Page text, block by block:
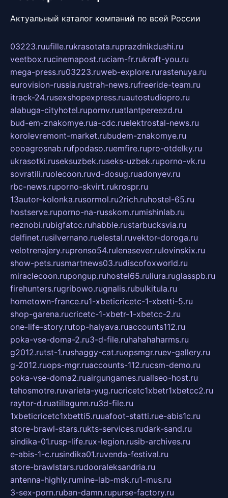
Актуальный каталог компаний по всей России
03223.ruufille.rukrasotata.ruprazdnikdushi.ru
veetbox.rucinemapost.ruciam-fr.rukraft-you.ru
mega-press.ru03223.ruweb-explore.rurastenuya.ru
eurovision-russia.rustrah-news.rufreeride-team.ru
itrack-24.rusexshopexpress.ruautostudiopro.ru
alabuga-cityhotel.rupornv.ruatlantpereezd.ru
bud-em-znakomye.rua-cdc.ruelektrostal-news.ru
korolevremont-market.rubudem-znakomye.ru
oooagrosnab.rufpodaso.ruemfire.rupro-otdelky.ru
ukrasotki.ruseksuzbek.ruseks-uzbek.ruporno-vk.ru
sovratili.ruolecoon.ruvd-dosug.ruadonyev.ru
rbc-news.ruporno-skvirt.rukrospr.ru
13autor-kolonka.rusormol.ru2rich.ruhostel-65.ru
hostserve.ruporno-na-russkom.rumishinlab.ru
neznobi.rubigfatcc.ruhabble.rustarbucksvia.ru
delfinet.rusilvernano.ruelestal.ruvektor-doroga.ru
velotrenajery.rupronso54.rulenasever.rulovinskix.ru
show-pets.rusmartnews03.rudiscofoxworld.ru
miraclecoon.rupongup.ruhostel65.ruliura.ruglasspb.ru
firehunters.rugribowo.rugnalis.rubulkitula.ru
hometown-france.ru1-xbeticricetc-1-xbetti-5.ru
shop-garena.rucricetc-1-xbetr-1-xbetcc-2.ru
one-life-story.rutop-halyava.ruaccounts112.ru
poka-vse-doma-2.ru3-d-file.ruhahahaharms.ru
g2012.rutst-1.rushaggy-cat.ruopsmgr.ruev-gallery.ru
g-2012.ruops-mgr.ruaccounts-112.rucsm-demo.ru
poka-vse-doma2.ruairgungames.ruallseo-host.ru
tehosmotre.ruvarieta-yug.rucricetc1xbetr1xbetcc2.ru
raytor-d.ruatillagunn.ru3d-file.ru
1xbeticricetc1xbetti5.ruuafoot-statti.rue-abis1c.ru
store-brawl-stars.rukts-services.rudark-sand.ru
sindika-01.rusp-life.rux-legion.rusib-archives.ru
e-abis-1-c.rusindika01.ruvenda-festival.ru
store-brawlstars.rudooraleksandria.ru
antenna-highly.rumine-lab-msk.ru1-mus.ru
3-sex-porn.ruban-damn.rupurse-factory.ru